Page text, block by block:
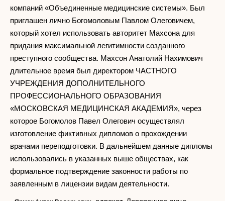
компаний «Объединенные медицинские системы». Был
приглашен лично Богомоловым Павлом Олеговичем,
который хотел использовать авторитет Махсона для
придания максимальной легитимности созданного
преступного сообщества. Махсон Анатолий Нахимович
длительное время был директором ЧАСТНОГО
УЧРЕЖДЕНИЯ ДОПОЛНИТЕЛЬНОГО
ПРОФЕССИОНАЛЬНОГО ОБРАЗОВАНИЯ
«МОСКОВСКАЯ МЕДИЦИНСКАЯ АКАДЕМИЯ», через
которое Богомолов Павел Олегович осуществлял
изготовление фиктивных дипломов о прохождении
врачами переподготовки. В дальнейшем данные дипломы
использовались в указанных выше обществах, как
формальное подтверждение законности работы по
заявленным в лицензии видам деятельности.